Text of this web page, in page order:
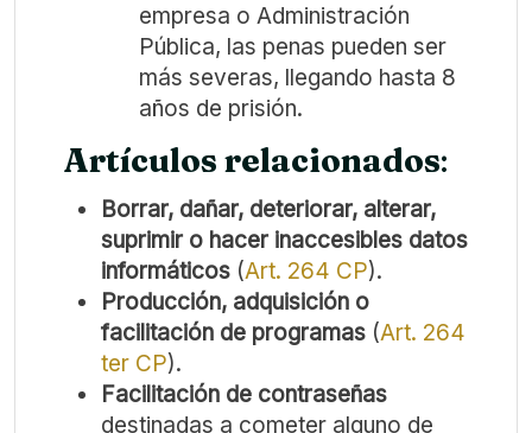
empresa o Administración
Pública, las penas pueden ser
más severas, llegando hasta 8
años de prisión.
Artículos relacionados:
Borrar, dañar, deteriorar, alterar,
suprimir o hacer inaccesibles datos
informáticos (Art. 264 CP).
Producción, adquisición o
facilitación de programas (Art. 264
ter CP).
Facilitación de contraseñas
destinadas a cometer alguno de